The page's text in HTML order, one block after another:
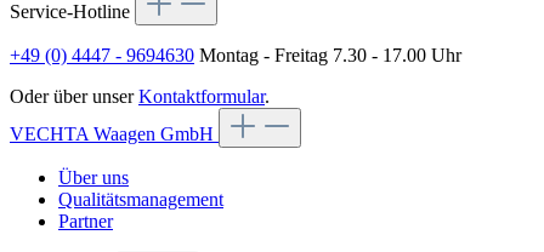
Service-Hotline
+49 (0) 4447 - 9694630 Montag - Freitag 7.30 - 17.00 Uhr
Oder über unserKontaktformular.
VECHTA Waagen GmbH
Über uns
Qualitätsmanagement
Partner